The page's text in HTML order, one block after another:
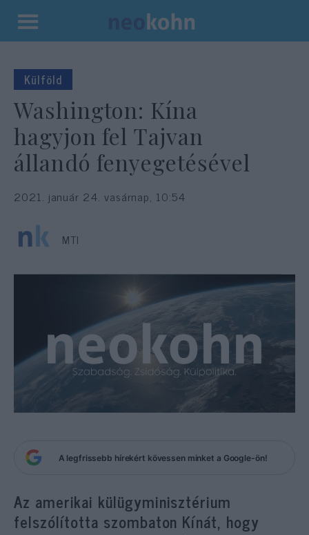
Kilépés
tartalomba
Külföld
Washington: Kína
hagyjon fel Tajvan
állandó fenyegetésével
2021. január 24. vasárnap, 10:54
MTI
A legfrissebb hírekért kövessen minket a Google-ön!
Az amerikai külügyminisztérium
felszólította szombaton Kínát, hogy